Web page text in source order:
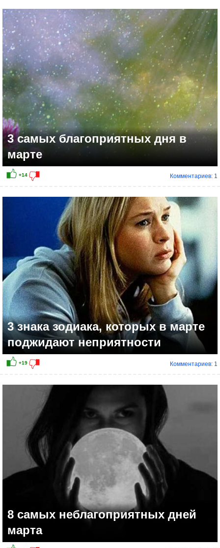
+11
+13
3 самых благоприятных дня в
марте
Комментариев: 1
3 знака зодиака, которых в марте
поджидают неприятности
Комментариев: 1
8 самых неблагоприятных дней
марта